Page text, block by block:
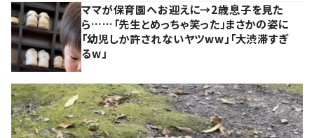
ママが保育園へお迎えに→2歳息子を見た
ら……「先生とめっちゃ笑った」まさかの姿に
「幼児しか許されないヤツww」「大渋滞すぎ
るw」